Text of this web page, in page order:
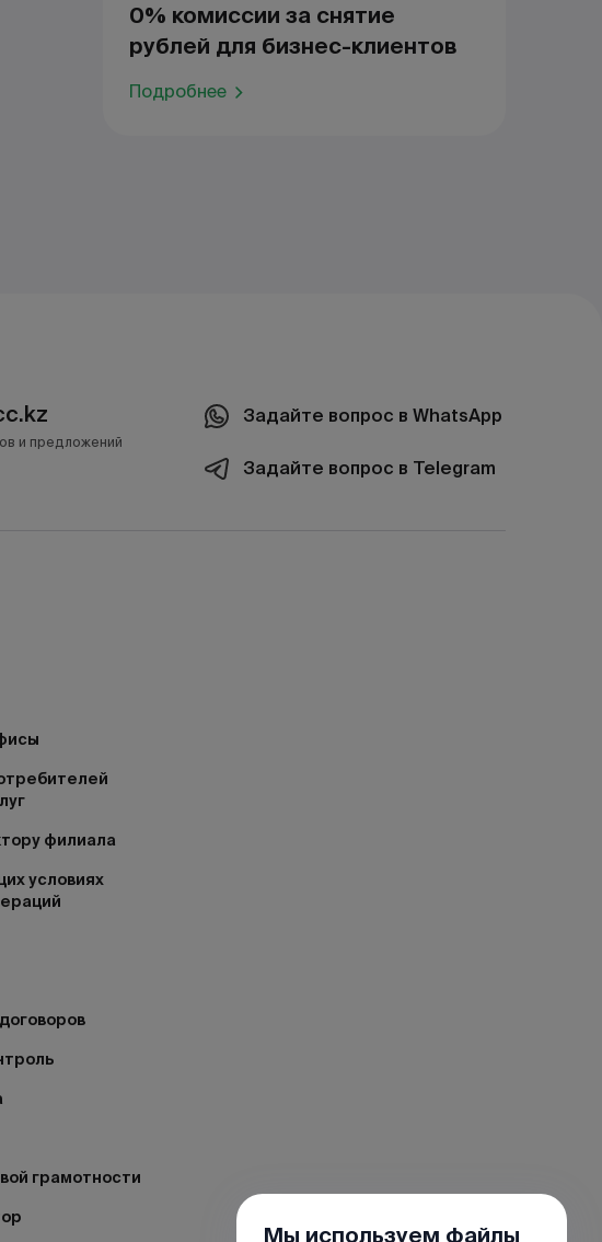
0% комиссии за снятие
рублей для бизнес-клиентов
Подробнее
и предложений
Задайте вопрос в WhatsApp
Задайте вопрос в Telegram
филиала
условиях
грамотности
Мы используем файлы